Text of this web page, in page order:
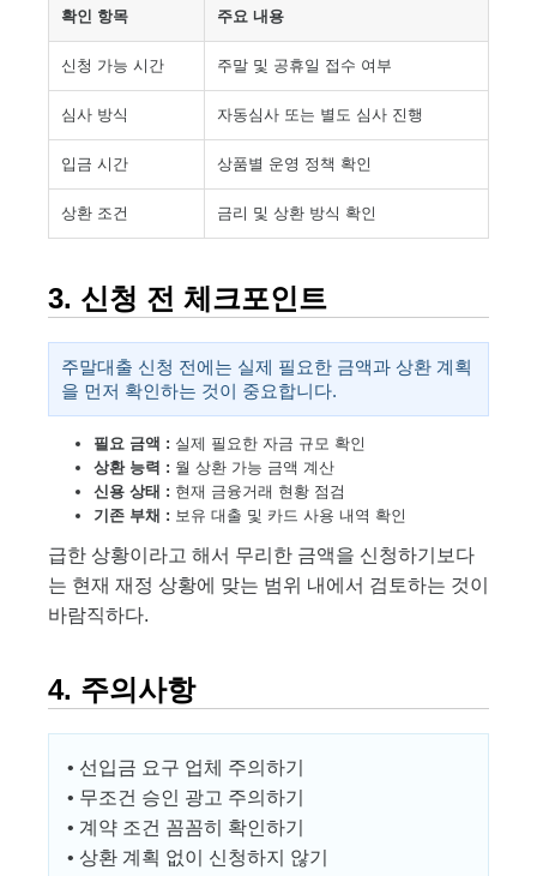
확인 항목 주요 내용
신청 가능 시간 주말 및 공휴일 접수 여부
심사 방식 자동심사 또는 별도 심사 진행
입금 시간 상품별 운영 정책 확인
상환 조건 금리 및 상환 방식 확인
3. 신청 전 체크포인트
주말대출 신청 전에는 실제 필요한 금액과 상환 계획
을 먼저 확인하는 것이 중요합니다.
필요 금액 : 실제 필요한 자금 규모 확인
상환 능력 : 월 상환 가능 금액 계산
신용 상태 : 현재 금융거래 현황 점검
기존 부채 : 보유 대출 및 카드 사용 내역 확인
급한 상황이라고 해서 무리한 금액을 신청하기보다
는 현재 재정 상황에 맞는 범위 내에서 검토하는 것이
바람직하다.
4. 주의사항
• 선입금 요구 업체 주의하기
• 무조건 승인 광고 주의하기
• 계약 조건 꼼꼼히 확인하기
• 상환 계획 없이 신청하지 않기